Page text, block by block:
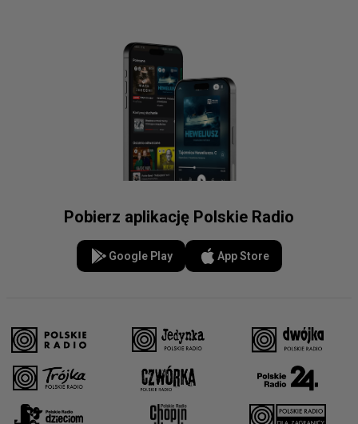
Pobierz aplikację Polskie Radio
Google Play App Store